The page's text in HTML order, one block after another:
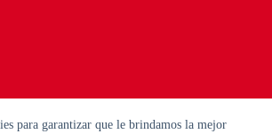
para garantizar que le brindamos la mejor